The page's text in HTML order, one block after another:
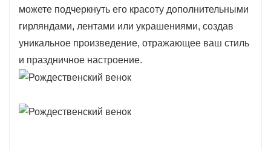
можете подчеркнуть его красоту дополнительными
гирляндами, лентами или украшениями, создав
уникальное произведение, отражающее ваш стиль
и праздничное настроение.